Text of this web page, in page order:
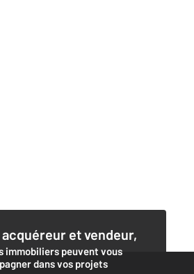
et vendeur,
immobiliers peuvent vous
dans vos projets